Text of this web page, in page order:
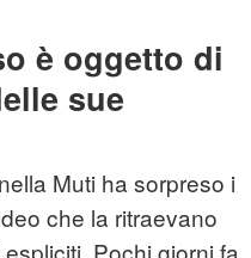
è oggetto di
sue
Muti ha sorpreso i
che la ritraevano